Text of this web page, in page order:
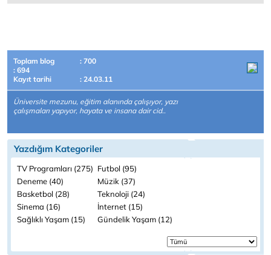
Toplam blog
: 700
: 694
Kayıt tarihi
: 24.03.11
Üniversite mezunu, eğitim alanında çalışıyor, yazı
çalışmaları yapıyor, hayata ve insana dair cid..
Yazdığım Kategoriler
TV Programları (275) Futbol (95)
Deneme (40)
Müzik (37)
Basketbol (28)
Teknoloji (24)
Sinema (16)
İnternet (15)
Sağlıklı Yaşam (15)
Gündelik Yaşam (12)